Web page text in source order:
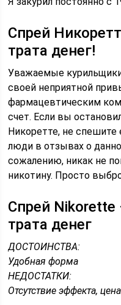
Спрей
трата денег!
Уважаемые
своей неприятной
фармацевтическим
счет. Если вы
Никоретте, не спешите
люди в отзывах о
сожалению, никак не
никотину. Просто
Спрей Nikorette
трата денег
ДОСТОИНСТВА:
Удобная форма
НЕДОСТАТКИ:
Отсутствие эффекта,